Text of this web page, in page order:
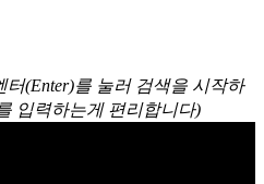
터(Enter)를 눌러 검색을 시작하
입력하는게 편리합니다)